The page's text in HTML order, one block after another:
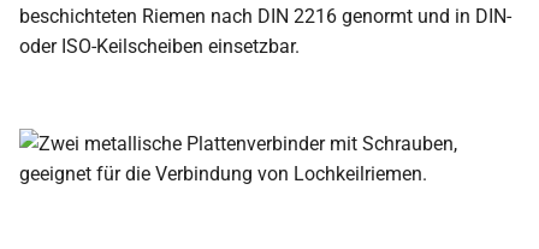
beschichteten Riemen nach DIN 2216 genormt und in DIN-
oder ISO-Keilscheiben einsetzbar.